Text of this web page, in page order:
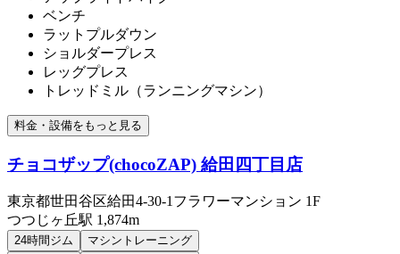
ベンチ
ラットプルダウン
ショルダープレス
レッグプレス
トレッドミル（ランニングマシン）
料金・設備をもっと見る
チョコザップ(chocoZAP) 給田四丁目店
東京都世田谷区給田4-30-1フラワーマンション 1F
つつじヶ丘駅 1,874m
24時間ジム マシントレーニング